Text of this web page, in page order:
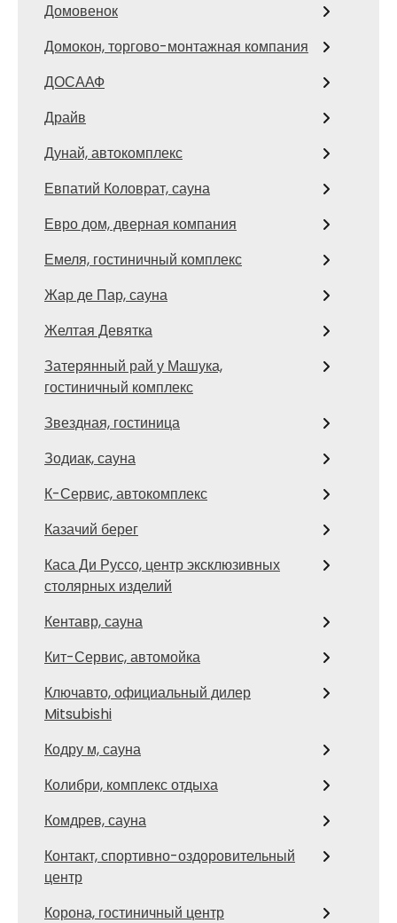
Домовенок
Домокон, торгово-монтажная компания
ДОСААФ
Драйв
Дунай, автокомплекс
Евпатий Коловрат, сауна
Евро дом, дверная компания
Емеля, гостиничный комплекс
Жар де Пар, сауна
Желтая Девятка
Затерянный рай у Машука,
гостиничный комплекс
Звездная, гостиница
Зодиак, сауна
К-Сервис, автокомплекс
Казачий берег
Каса Ди Руссо, центр эксклюзивных
столярных изделий
Кентавр, сауна
Кит-Сервис, автомойка
Ключавто, официальный дилер
Mitsubishi
Кодру м, сауна
Колибри, комплекс отдыха
Комдрев, сауна
Контакт, спортивно-оздоровительный
центр
Корона, гостиничный центр